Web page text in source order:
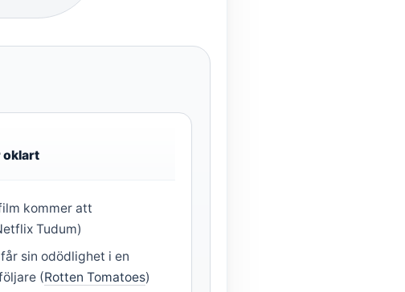
oklart
kommer att
Tudum)
sin odödlighet i en
(Rotten Tomatoes)